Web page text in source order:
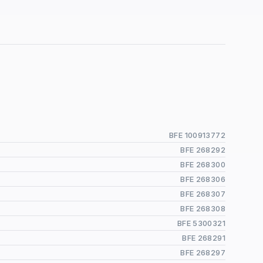
BFE 100913772
BFE 268292
BFE 268300
BFE 268306
BFE 268307
BFE 268308
BFE 5300321
BFE 268291
BFE 268297